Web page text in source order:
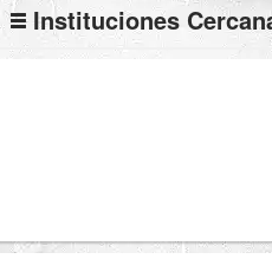
Instituciones